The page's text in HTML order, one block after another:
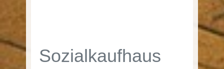
Sozialkaufhaus